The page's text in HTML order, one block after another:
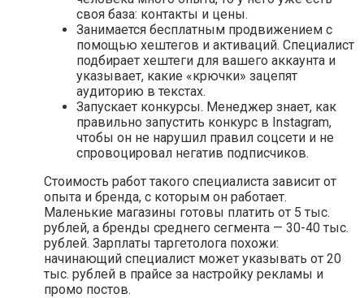
своя база: контакты и цены.
Занимается бесплатным продвижением с
помощью хештегов и активаций. Специалист
подбирает хештеги для вашего аккаунта и
указывает, какие «крючки» зацепят
аудиторию в текстах.
Запускает конкурсы. Менеджер знает, как
правильно запустить конкурс в Instagram,
чтобы он не нарушил правил соцсети и не
спровоцировал негатив подписчиков.
Стоимость работ такого специалиста зависит от
опыта и бренда, с которым он работает.
Маленькие магазины готовы платить от 5 тыс.
рублей, а бренды среднего сегмента — 30-40 тыс.
рублей. Зарплаты таргетолога похожи:
начинающий специалист может указывать от 20
тыс. рублей в прайсе за настройку рекламы и
промо постов.